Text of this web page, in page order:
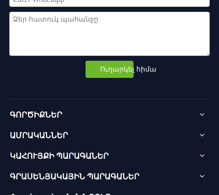
Ուղարկել հիմա
ԳՈՐԾԻՔՆԵՐ
ԱՄՐԱԿԱՆՆԵՐ
ԿԱՀՈՒՅՔԻ ՊԱՐԱԳԱՆԵՐ
ԳՐԱՍԵՆՅԱԿԱՅԻՆ ՊԱՐԱԳԱՆԵՐ